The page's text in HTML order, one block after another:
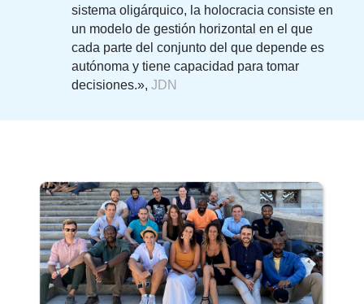
sistema oligárquico, la holocracia consiste en
un modelo de gestión horizontal en el que
cada parte del conjunto del que depende es
autónoma y tiene capacidad para tomar
decisiones.», JDN